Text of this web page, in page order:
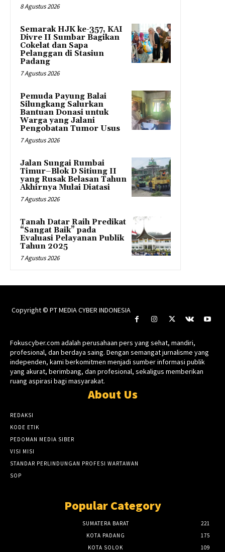
8 Agustus 2026
Semarak HJK ke-357, KAI
Divre II Sumbar Bagikan
Cokelat dan Sapa
Pelanggan di Stasiun
Padang
7 Agustus 2026
Pemuda Payung Balai
Silungkang Salurkan
Bantuan Donasi untuk
Warga yang Jalani
Pengobatan Tumor Usus
7 Agustus 2026
Jalan Sungai Rumbai
Timur–Blok D Sitiung II
yang Rusak Belasan Tahun
Akhirnya Mulai Diatasi
7 Agustus 2026
Tanah Datar Raih Predikat
“Sangat Baik” pada
Evaluasi Pelayanan Publik
Tahun 2025
7 Agustus 2026
Copyright © PT MEDIA CYBER INDONESIA
Fokuscyber.com adalah perusahaan pers yang sehat, mandiri,
profesional, dan berdaya saing. Dengan semangat jurnalisme yang
independen, kami berkomitmen menjadi sumber informasi publik
yang akurat, berimbang, dan profesional, sekaligus memberikan
ruang aspirasi bagi masyarakat.
About Us
REDAKSI
KODE ETIK
PEDOMAN MEDIA SIBER
VISI MISI
STANDAR PERLINDUNGAN PROFESI WARTAWAN
SOP
Popular Category
SUMATERA BARAT
221
KOTA PADANG
175
KOTA SOLOK
109